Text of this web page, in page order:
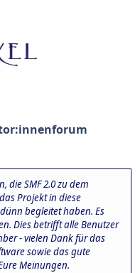
die SMF 2.0 zu dem
Projekt in diese
begleitet haben. Es
Dies betrifft alle Benutzer
- vielen Dank für das
sowie das gute
Meinungen.